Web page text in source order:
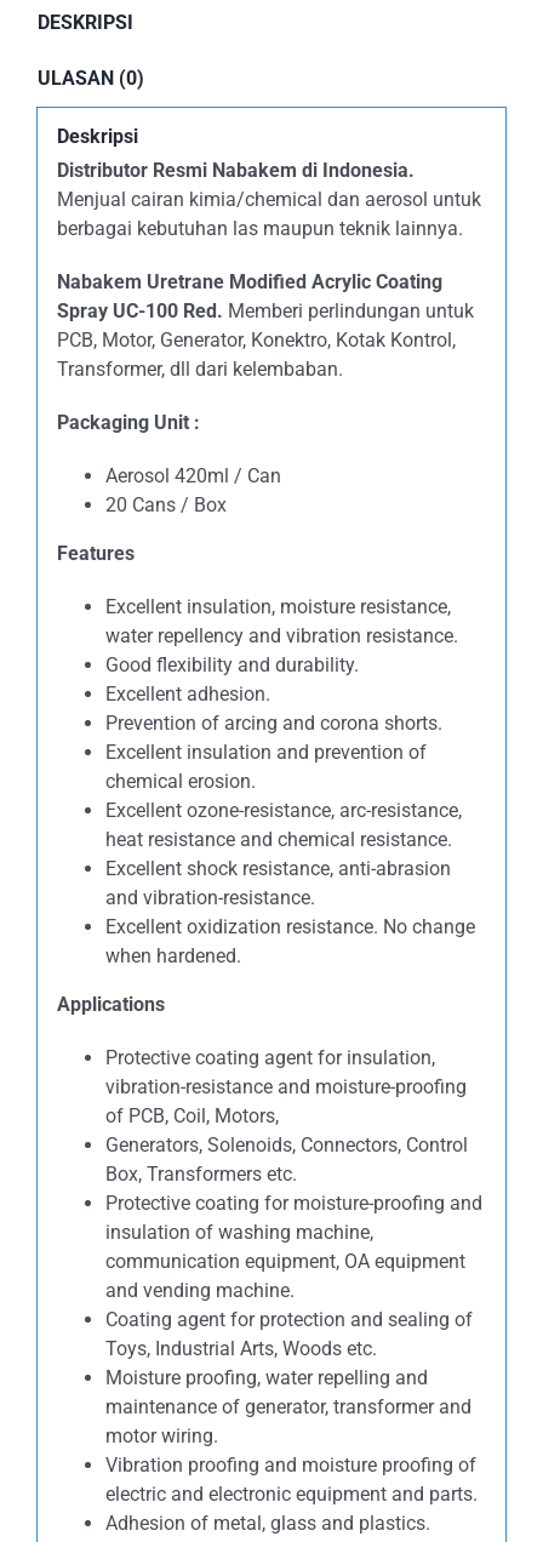
DESKRIPSI
ULASAN (0)
Deskripsi
Distributor Resmi Nabakem di Indonesia.
Menjual cairan kimia/chemical dan aerosol untuk
berbagai kebutuhan las maupun teknik lainnya.
Nabakem Uretrane Modified Acrylic Coating
Spray UC-100 Red. Memberi perlindungan untuk
PCB, Motor, Generator, Konektro, Kotak Kontrol,
Transformer, dll dari kelembaban.
Packaging Unit :
Aerosol 420ml / Can
20 Cans / Box
Features
Excellent insulation, moisture resistance,
water repellency and vibration resistance.
Good flexibility and durability.
Excellent adhesion.
Prevention of arcing and corona shorts.
Excellent insulation and prevention of
chemical erosion.
Excellent ozone-resistance, arc-resistance,
heat resistance and chemical resistance.
Excellent shock resistance, anti-abrasion
and vibration-resistance.
Excellent oxidization resistance. No change
when hardened.
Applications
Protective coating agent for insulation,
vibration-resistance and moisture-proofing
of PCB, Coil, Motors,
Generators, Solenoids, Connectors, Control
Box, Transformers etc.
Protective coating for moisture-proofing and
insulation of washing machine,
communication equipment, OA equipment
and vending machine.
Coating agent for protection and sealing of
Toys, Industrial Arts, Woods etc.
Moisture proofing, water repelling and
maintenance of generator, transformer and
motor wiring.
Vibration proofing and moisture proofing of
electric and electronic equipment and parts.
Adhesion of metal, glass and plastics.